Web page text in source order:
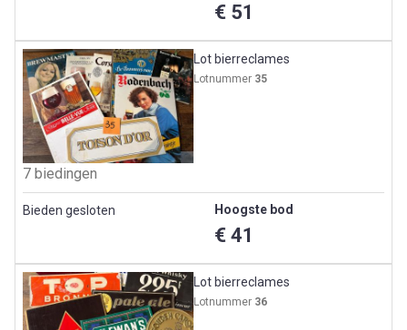
€ 51
Lot bierreclames
Lotnummer 35
7 biedingen
Bieden gesloten Hoogste bod
€ 41
Lot bierreclames
Lotnummer 36